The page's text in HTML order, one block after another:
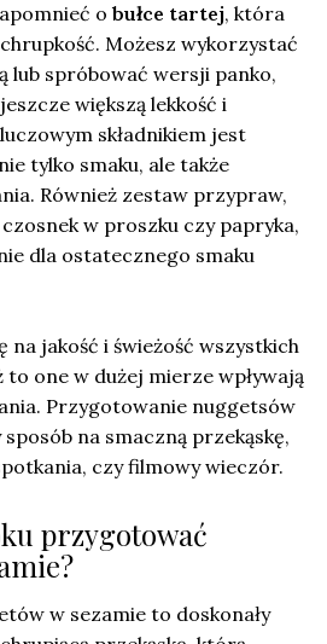
o bułce tartej, która
Możesz wykorzystać
lub spróbować wersji panko,
większą lekkość i
składnikiem jest
tylko smaku, ale także
Również zestaw przypraw,
w proszku czy papryka,
dla ostatecznego smaku
jakość i świeżość wszystkich
to one w dużej mierze wpływają
Przygotowanie nuggetsów
na smaczną przekąskę,
czy filmowy wieczór.
przygotować
w sezamie to doskonały